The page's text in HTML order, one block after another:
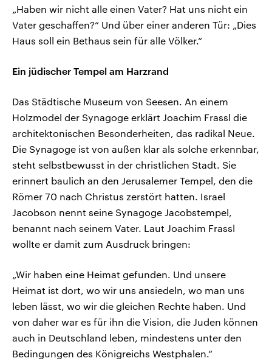
„Haben wir nicht alle einen Vater? Hat uns nicht ein
Vater geschaffen?“ Und über einer anderen Tür: „Dies
Haus soll ein Bethaus sein für alle Völker.“
Ein jüdischer Tempel am Harzrand
Das Städtische Museum von Seesen. An einem
Holzmodel der Synagoge erklärt Joachim Frassl die
architektonischen Besonderheiten, das radikal Neue.
Die Synagoge ist von außen klar als solche erkennbar,
steht selbstbewusst in der christlichen Stadt. Sie
erinnert baulich an den Jerusalemer Tempel, den die
Römer 70 nach Christus zerstört hatten. Israel
Jacobson nennt seine Synagoge Jacobstempel,
benannt nach seinem Vater. Laut Joachim Frassl
wollte er damit zum Ausdruck bringen:
„Wir haben eine Heimat gefunden. Und unsere
Heimat ist dort, wo wir uns ansiedeln, wo man uns
leben lässt, wo wir die gleichen Rechte haben. Und
von daher war es für ihn die Vision, die Juden können
auch in Deutschland leben, mindestens unter den
Bedingungen des Königreichs Westphalen.“